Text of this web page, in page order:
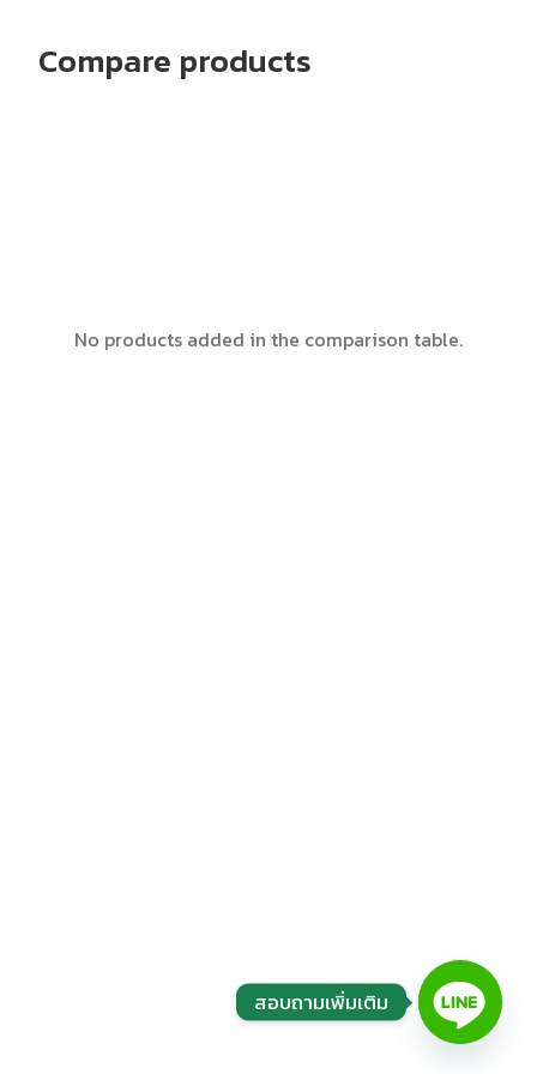
Compare products
No products added in the comparison table.
สอบถามเพิ่มเติม